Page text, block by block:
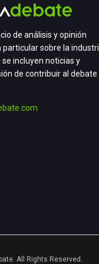
de análisis y opinión
sobre la
incluyen noticias y
de contribuir al debate
All Rights Reserved.